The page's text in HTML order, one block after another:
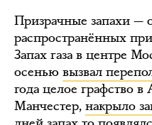
Призрачные запахи —
распространённых
Запах газа в центре
осенью вызвал
года целое графство
Манчестер, накрыло